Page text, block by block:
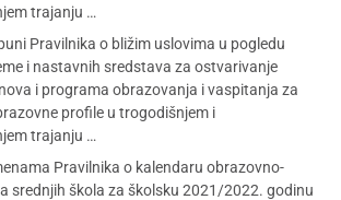
trajanju …
Pravilnika o bližim uslovima u pogledu
i nastavnih sredstava za ostvarivanje
i programa obrazovanja i vaspitanja za
profile u trogodišnjem i
trajanju …
Pravilnika o kalendaru obrazovno-
srednjih škola za školsku 2021/2022. godinu